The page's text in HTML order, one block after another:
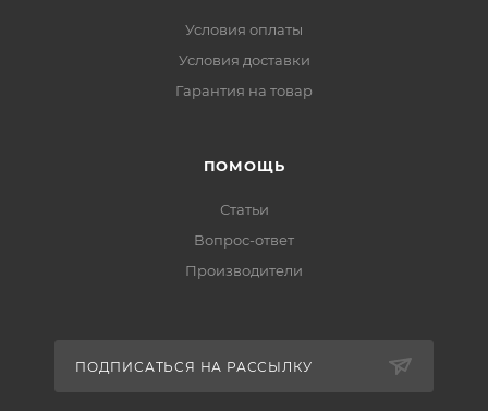
Условия оплаты
Условия доставки
Гарантия на товар
ПОМОЩЬ
Статьи
Вопрос-ответ
Производители
ПОДПИСАТЬСЯ НА РАССЫЛКУ